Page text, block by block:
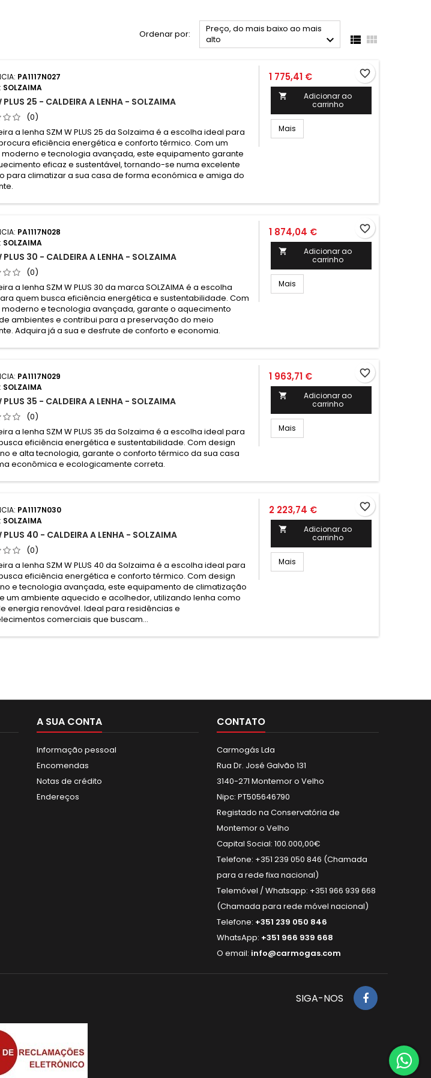
Ordenar por:
Preço, do mais baixo ao mais
alto
  
PA1117N027
SOLZAIMA
PLUS 25 - CALDEIRA A LENHA - SOLZAIMA
(0)
a lenha SZM W PLUS 25 da Solzaima é a escolha ideal para
eficiência energética e conforto térmico. Com um
moderno e tecnologia avançada, este equipamento garante
eficaz e sustentável, tornando-se numa excelente
para climatizar a sua casa de forma económica e amiga do
1 775,41 €

Adicionar ao
carrinho
Mais
favorite_border
PA1117N028
SOLZAIMA
PLUS 30 - CALDEIRA A LENHA - SOLZAIMA
(0)
a lenha SZM W PLUS 30 da marca SOLZAIMA é a escolha
quem busca eficiência energética e sustentabilidade. Com
moderno e tecnologia avançada, garante o aquecimento
ambientes e contribui para a preservação do meio
Adquira já a sua e desfrute de conforto e economia.
1 874,04 €

Adicionar ao
carrinho
Mais
favorite_border
PA1117N029
SOLZAIMA
PLUS 35 - CALDEIRA A LENHA - SOLZAIMA
(0)
a lenha SZM W PLUS 35 da Solzaima é a escolha ideal para
eficiência energética e sustentabilidade. Com design
e alta tecnologia, garante o conforto térmico da sua casa
econômica e ecologicamente correta.
1 963,71 €

Adicionar ao
carrinho
Mais
favorite_border
PA1117N030
SOLZAIMA
PLUS 40 - CALDEIRA A LENHA - SOLZAIMA
(0)
a lenha SZM W PLUS 40 da Solzaima é a escolha ideal para
eficiência energética e conforto térmico. Com design
e tecnologia avançada, este equipamento de climatização
um ambiente aquecido e acolhedor, utilizando lenha como
energia renovável. Ideal para residências e
comerciais que buscam...
2 223,74 €

Adicionar ao
carrinho
Mais
favorite_border
A SUA CONTA
Informação pessoal
Encomendas
Notas de crédito
Endereços
CONTATO
Carmogás Lda
Rua Dr. José Galvão 131
3140-271 Montemor o Velho
Nipc: PT505646790
Registado na Conservatória de
Montemor o Velho
Capital Social: 100.000,00€
Telefone: +351 239 050 846 (Chamada
para a rede fixa nacional)
Telemóvel / Whatsapp: +351 966 939 668
(Chamada para rede móvel nacional)
Telefone: +351 239 050 846
WhatsApp: +351 966 939 668
O email: info@carmogas.com
SIGA-NOS